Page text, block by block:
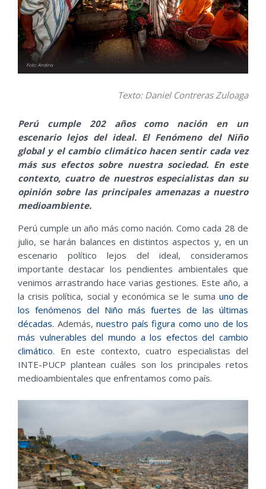
Texto: Daniel Contreras Zuloaga
Perú cumple 202 años como nación en un
escenario lejos del ideal. El Fenómeno del Niño
global y el cambio climático hacen sentir cada vez
más sus efectos sobre nuestra sociedad. En este
contexto, cuatro de nuestros especialistas dan su
opinión sobre las principales amenazas a nuestro
medioambiente.
Perú cumple un año más como nación. Como cada 28 de
julio, se harán balances en distintos aspectos y, en un
escenario político lejos del ideal, consideramos
importante destacar los pendientes ambientales que
venimos arrastrando hace varias gestiones. Este año, a
la crisis política, social y económica se le suma uno de
los fenómenos del Niño más fuertes de las últimas
décadas. Además, nuestro país figura como uno de los
más vulnerables del mundo a los efectos del cambio
climático. En este contexto, cuatro especialistas del
INTE-PUCP plantean cuáles son los principales retos
medioambientales que enfrentamos como país.